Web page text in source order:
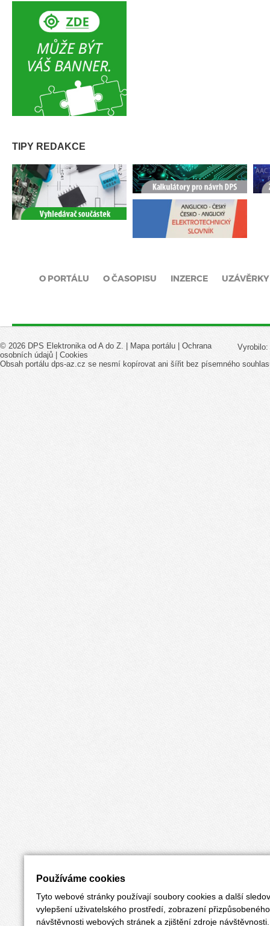
TIPY REDAKCE
O PORTÁLU O ČASOPISU INZERCE UZÁVĚRKY
Vyrobilo:
© 2026 DPS Elektronika od A do Z. | Mapa portálu
Ochrana
osobních údajů
Cookies
Obsah portálu dps-az.cz se nesmí kopírovat ani šířit bez písemného
Používáme cookies
Tyto webové stránky používají soubory cookies a další
vylepšení uživatelského prostředí, zobrazení
návštěvnosti webových stránek a zjištění zdroje návštěvnosti.